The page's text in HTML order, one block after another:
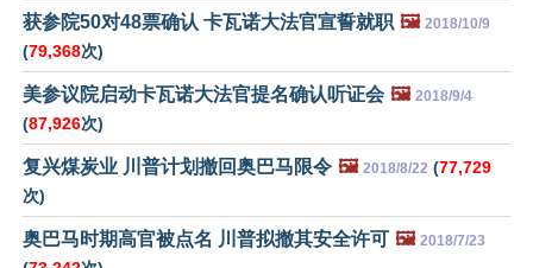
获参院50对48票确认 卡瓦诺大法官宣誓就职 🖼️ 2018/10/9
(79,368次)
美参议院启动卡瓦诺大法官提名确认听证会 🖼️ 2018/9/4
(87,926次)
复兴煤炭业 川普计划撤回奥巴马限令 🖼️ 2018/8/22 (77,729
次)
奥巴马时期高官被点名 川普拟撤其安全许可 🖼️ 2018/7/23